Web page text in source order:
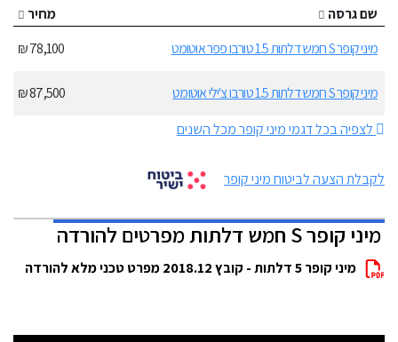
שם גרסה
מחיר
מיני קופר S חמש דלתות 1.5 טורבו פפר אוטומט
78,100 ₪
מיני קופר S חמש דלתות 1.5 טורבו צ'ילי אוטומט
87,500 ₪
לצפיה בכל דגמי מיני קופר מכל השנים
לקבלת הצעה לביטוח מיני קופר
מיני קופר S חמש דלתות מפרטים להורדה
מיני קופר 5 דלתות - קובץ 2018.12 מפרט טכני מלא להורדה